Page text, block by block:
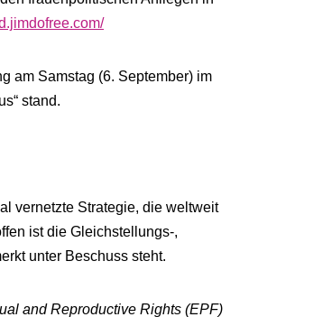
am Samstag (6. September) im
stand.
vernetzte Strategie, die weltweit
ist die Gleichstellungs-,
unter Beschuss steht.
and Reproductive Rights (EPF)